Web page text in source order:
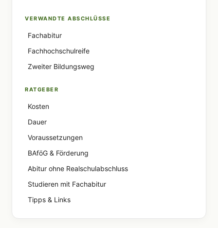
VERWANDTE ABSCHLÜSSE
Fachabitur
Fachhochschulreife
Zweiter Bildungsweg
RATGEBER
Kosten
Dauer
Voraussetzungen
BAföG & Förderung
Abitur ohne Realschulabschluss
Studieren mit Fachabitur
Tipps & Links